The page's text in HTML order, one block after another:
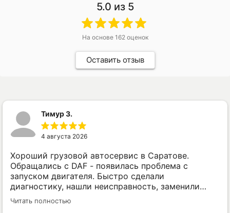
5.0 из 5
На основе 162оценок
Оставить отзыв
Тимур З.
4 августа 2026
Хороший грузовой автосервис в Саратове.
Обращались с DAF - появилась проблема с
запуском двигателя. Быстро сделали
диагностику, нашли неисправность, заменили
нужную деталь и проверили машину. Всё сделали
без лишних разговоров и затягивания сроков.
Читать полностью